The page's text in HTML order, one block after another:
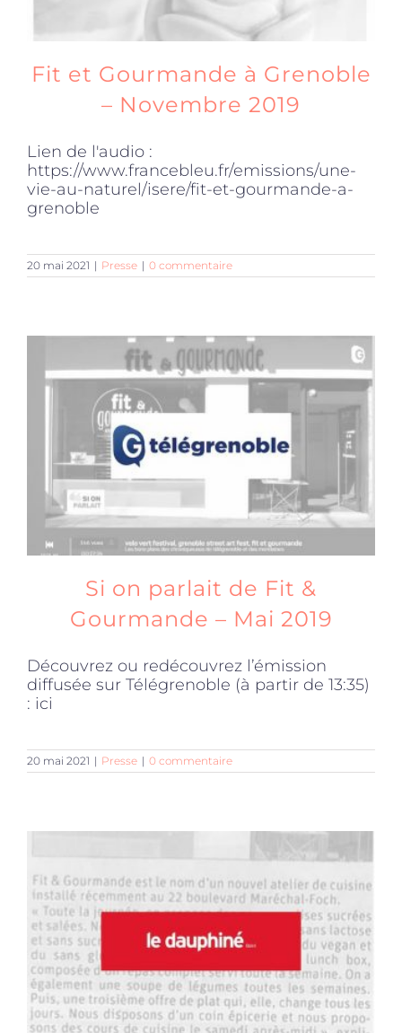
Fit et Gourmande à Grenoble
– Novembre 2019
Lien de l'audio :
https://www.francebleu.fr/emissions/une-
vie-au-naturel/isere/fit-et-gourmande-a-
grenoble
20 mai 2021 | Presse | 0 commentaire
Si on parlait de Fit &
Gourmande – Mai 2019
Découvrez ou redécouvrez l’émission
diffusée sur Télégrenoble (à partir de 13:35)
: ici
20 mai 2021 | Presse | 0 commentaire